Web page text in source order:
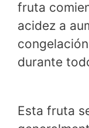
fruta
acidez a
durante
Esta fruta